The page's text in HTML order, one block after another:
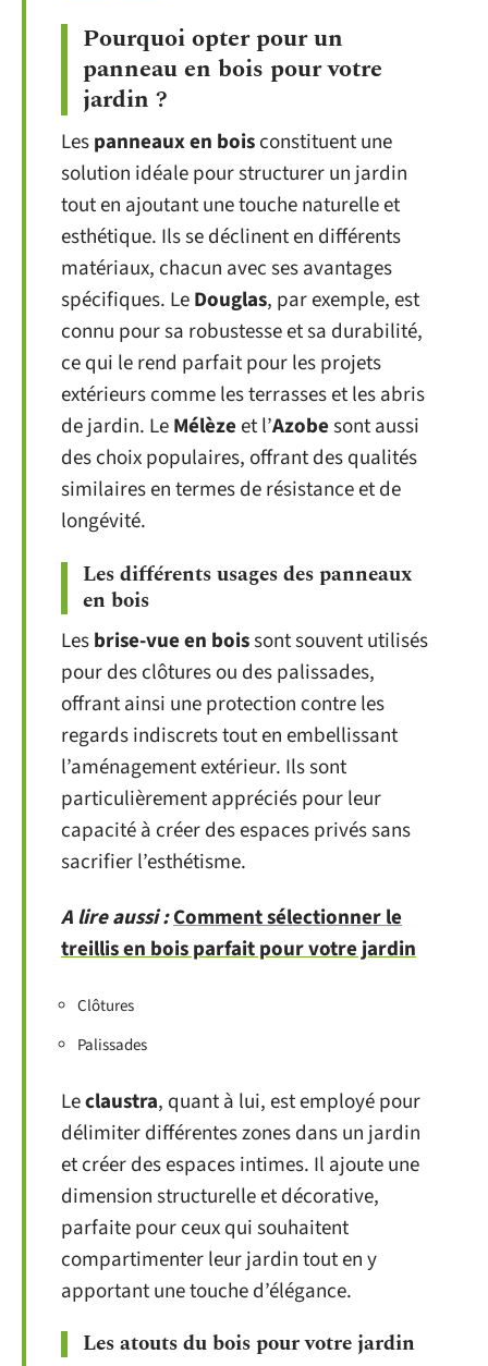
Pourquoi opter pour un
panneau en bois pour votre
jardin ?
Lespanneaux en boisconstituent une
solution idéale pour structurer un jardin
tout en ajoutant une touche naturelle et
esthétique. Ils se déclinent en différents
matériaux, chacun avec ses avantages
spécifiques. LeDouglas, par exemple, est
connu pour sa robustesse et sa durabilité,
ce qui le rend parfait pour les projets
extérieurs comme les terrasses et les abris
de jardin. LeMélèzeet l’Azobesont aussi
des choix populaires, offrant des qualités
similaires en termes de résistance et de
longévité.
Les différents usages des panneaux
en bois
Lesbrise-vue en boissont souvent utilisés
pour des clôtures ou des palissades,
offrant ainsi une protection contre les
regards indiscrets tout en embellissant
l’aménagement extérieur. Ils sont
particulièrement appréciés pour leur
capacité à créer des espaces privés sans
sacrifier l’esthétisme.
A lire aussi :Comment sélectionner le
treillis en bois parfait pour votre jardin
Clôtures
Palissades
Leclaustra, quant à lui, est employé pour
délimiter différentes zones dans un jardin
et créer des espaces intimes. Il ajoute une
dimension structurelle et décorative,
parfaite pour ceux qui souhaitent
compartimenter leur jardin tout en y
apportant une touche d’élégance.
Les atouts du bois pour votre jardin